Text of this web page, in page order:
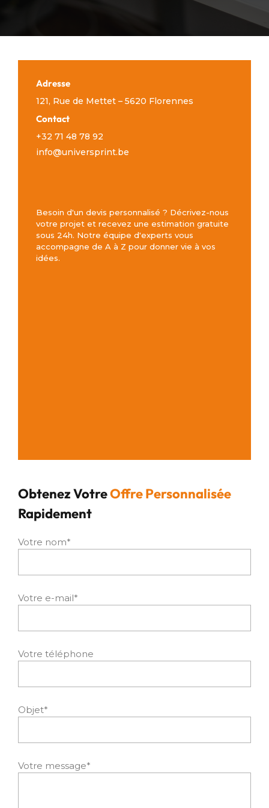
Adresse
121, Rue de Mettet – 5620 Florennes
Contact
+32 71 48 78 92
info@universprint.be
Besoin d'un devis personnalisé ? Décrivez-nous
votre projet et recevez une estimation gratuite
sous 24h. Notre équipe d'experts vous
accompagne de A à Z pour donner vie à vos
idées.
Obtenez VotreOffre Personnalisée
Rapidement
Votre nom*
Votre e-mail*
Votre téléphone
Objet*
Votre message*